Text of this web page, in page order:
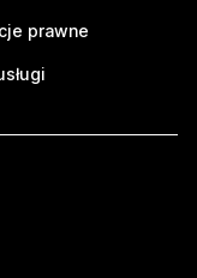
prawne